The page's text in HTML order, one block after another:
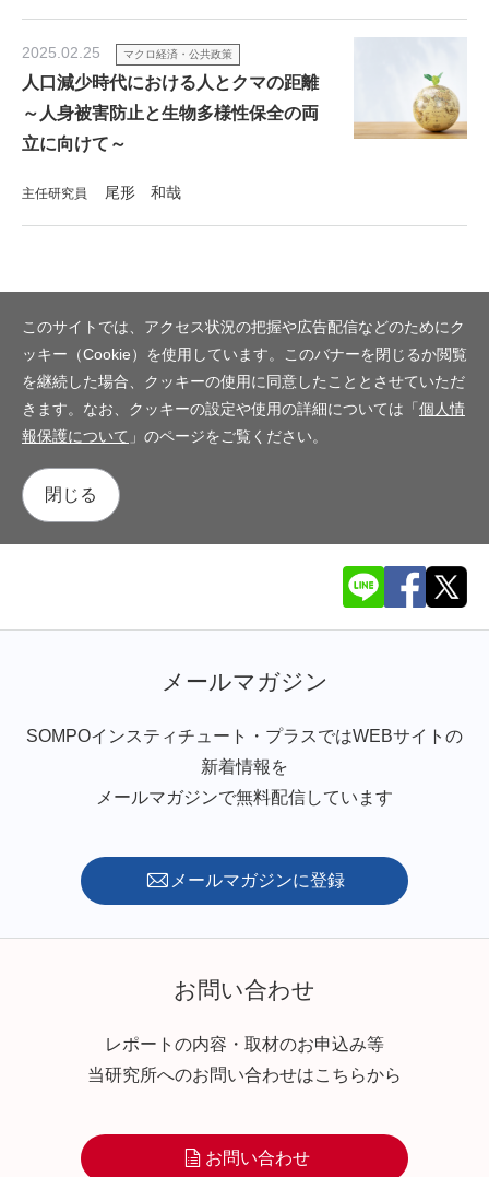
2025.02.25 マクロ経済・公共政策
人口減少時代における人とクマの距離
～人身被害防止と生物多様性保全の両
立に向けて～
主任研究員 尾形 和哉
このサイトでは、アクセス状況の把握や広告配信などのためにク
ッキー（Cookie）を使用しています。このバナーを閉じるか閲覧
を継続した場合、クッキーの使用に同意したこととさせていただ
きます。なお、クッキーの設定や使用の詳細については「個人情
報保護について 」のページをご覧ください。
閉じる
メールマガジン
SOMPOインスティチュート・プラスではWEBサイトの
新着情報を
メールマガジンで無料配信しています
メールマガジンに登録
お問い合わせ
レポートの内容・取材のお申込み等
当研究所へのお問い合わせはこちらから
お問い合わせ